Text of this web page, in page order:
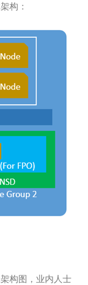
构：
构图，业内人士